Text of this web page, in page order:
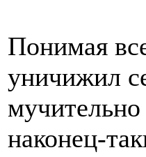
Понимая
уничижил
наконец-